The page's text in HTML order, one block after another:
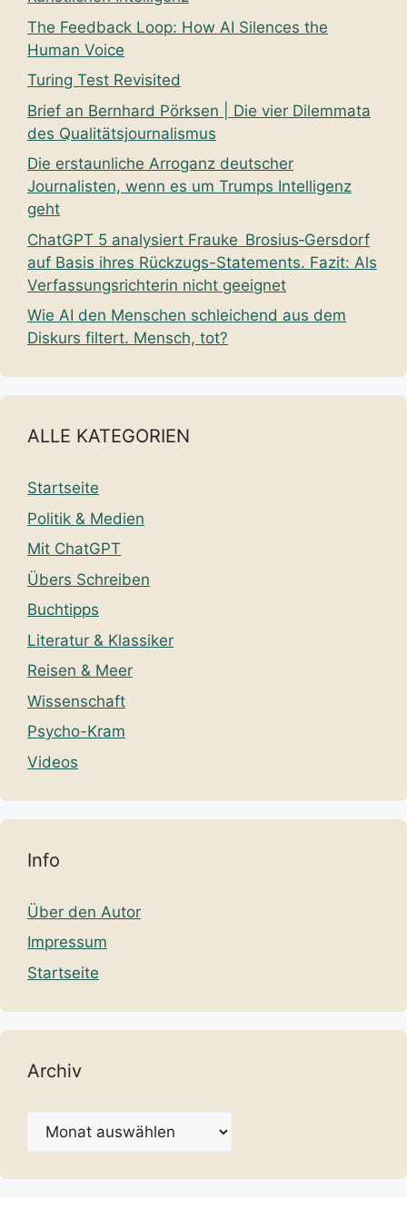
The Feedback Loop: How AI Silences the
Human Voice
Turing Test Revisited
Brief an Bernhard Pörksen | Die vier Dilemmata
des Qualitätsjournalismus
Die erstaunliche Arroganz deutscher
Journalisten, wenn es um Trumps Intelligenz
geht
ChatGPT 5 analysiert Frauke Brosius‑Gersdorf
auf Basis ihres Rückzugs-Statements. Fazit: Als
Verfassungsrichterin nicht geeignet
Wie AI den Menschen schleichend aus dem
Diskurs filtert. Mensch, tot?
ALLE KATEGORIEN
Startseite
Politik & Medien
Mit ChatGPT
Übers Schreiben
Buchtipps
Literatur & Klassiker
Reisen & Meer
Wissenschaft
Psycho-Kram
Videos
Info
Über den Autor
Impressum
Startseite
Archiv
Archiv